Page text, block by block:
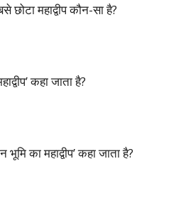
महाद्वीप कौन-सा है?
कहा जाता है?
भूमि का महाद्वीप’ कहा जाता है?